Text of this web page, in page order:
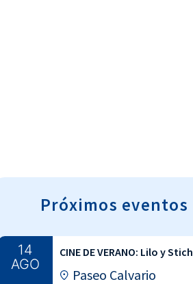
Próximos eventos
14
AGO
CINE DE VERANO: Lilo y Stich
Paseo Calvario